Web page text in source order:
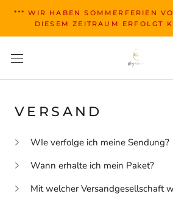
springen
*** WIR HABEN SOMMERFERIEN
DIESEM ZEITRAUM ERFOLGT
VERSAND
WIe verfolge ich meine Sendung?
Wann erhalte ich mein Paket?
Mit welcher Versandgesellschaft